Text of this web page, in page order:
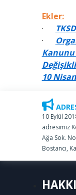
Ekler:
·
·
Kanunu
10
10 Eylül
adresimiz
Ağa Sok.
Bostancı,